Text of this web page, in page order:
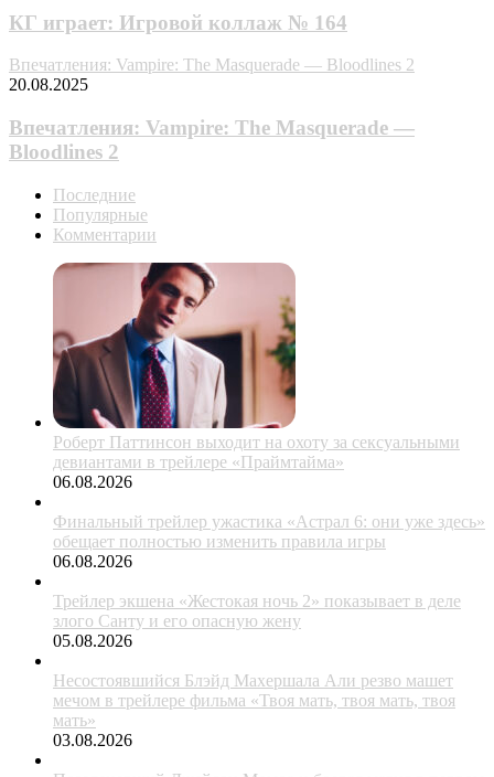
КГ играет: Игровой коллаж № 164
Впечатления: Vampire: The Masquerade — Bloodlines 2
20.08.2025
Впечатления: Vampire: The Masquerade —
Bloodlines 2
Последние
Популярные
Комментарии
Роберт Паттинсон выходит на охоту за сексуальными
девиантами в трейлере «Праймтайма»
06.08.2026
Финальный трейлер ужастика «Астрал 6: они уже здесь»
обещает полностью изменить правила игры
06.08.2026
Трейлер экшена «Жестокая ночь 2» показывает в деле
злого Санту и его опасную жену
05.08.2026
Несостоявшийся Блэйд Махершала Али резво машет
мечом в трейлере фильма «Твоя мать, твоя мать, твоя
мать»
03.08.2026